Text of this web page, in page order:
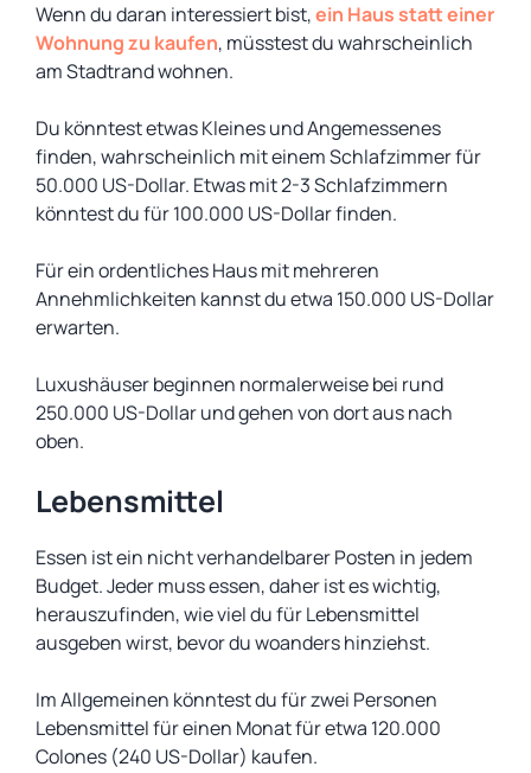
Wenn du daran interessiert bist,ein Haus statt einer
Wohnung zu kaufen, müsstest du wahrscheinlich
am Stadtrand wohnen.
Du könntest etwas Kleines und Angemessenes
finden, wahrscheinlich mit einem Schlafzimmer für
50.000 US-Dollar. Etwas mit 2-3 Schlafzimmern
könntest du für 100.000 US-Dollar finden.
Für ein ordentliches Haus mit mehreren
Annehmlichkeiten kannst du etwa 150.000 US-Dollar
erwarten.
Luxushäuser beginnen normalerweise bei rund
250.000 US-Dollar und gehen von dort aus nach
oben.
Lebensmittel
Essen ist ein nicht verhandelbarer Posten in jedem
Budget. Jeder muss essen, daher ist es wichtig,
herauszufinden, wie viel du für Lebensmittel
ausgeben wirst, bevor du woanders hinziehst.
Im Allgemeinen könntest du für zwei Personen
Lebensmittel für einen Monat für etwa 120.000
Colones (240 US-Dollar) kaufen.